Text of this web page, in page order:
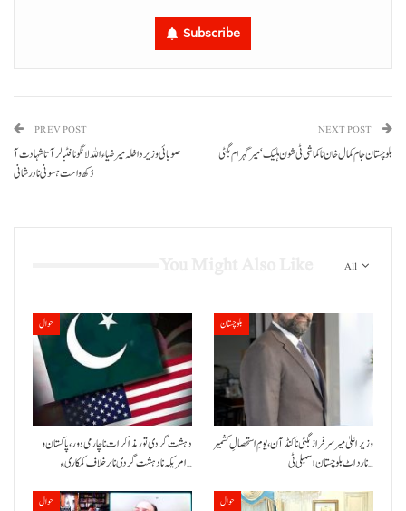
Subscribe
PREV POST
صوبائی وزیر داخلہ میر ضیاء اللہ لانگو نا فٹبالر آتا شہادت آ
ڈکھ واست ہسونی نا درشانی
NEXT POST
بلوچستان جام کمال خان نا کماشی ٹی شون ہلیک‘ میر گہرام بگٹی
All
حوال
دہشت گردی تور مذاکرات نا چارمی دور،پاکستان و
امریکہ نا دہشت گردی نا برخلاف کمکاری ءِ…
بلوچستان
وزیراعلیٰ میر سرفراز بگٹی نا کنڈ آن،یومِ استحصالِ کشمیر
نا رد اٹ بلوچستان اسمبلی ٹی…
حوال حوال